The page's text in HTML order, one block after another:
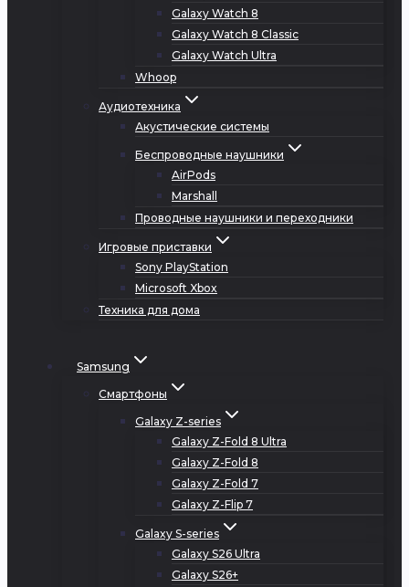
Galaxy Watch 8
Galaxy Watch 8 Classic
Galaxy Watch Ultra
Whoop
Аудиотехника
Акустические системы
Беспроводные наушники
AirPods
Marshall
Проводные наушники и переходники
Игровые приставки
Sony PlayStation
Microsoft Xbox
Техника для дома
Samsung
Смартфоны
Galaxy Z-series
Galaxy Z-Fold 8 Ultra
Galaxy Z-Fold 8
Galaxy Z-Fold 7
Galaxy Z-Flip 7
Galaxy S-series
Galaxy S26 Ultra
Galaxy S26+